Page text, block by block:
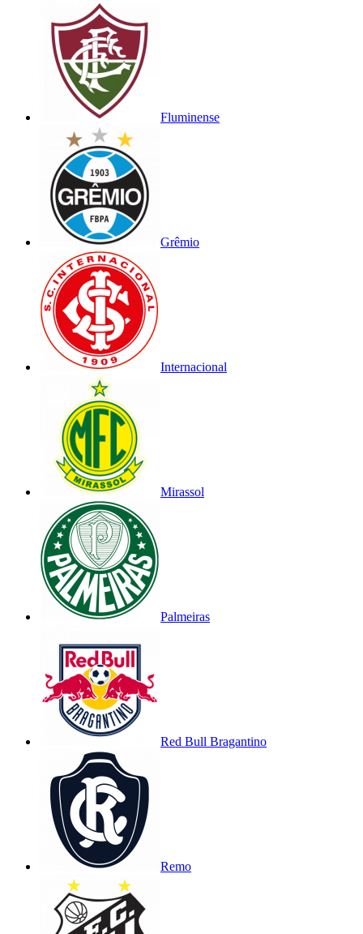
Fluminense
Grêmio
Internacional
Mirassol
Palmeiras
Red Bull Bragantino
Remo